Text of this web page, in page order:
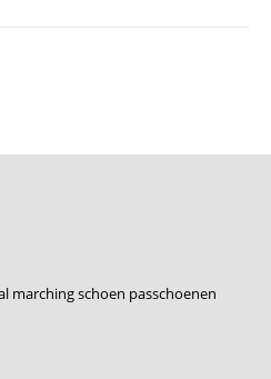
marching schoen passchoenen